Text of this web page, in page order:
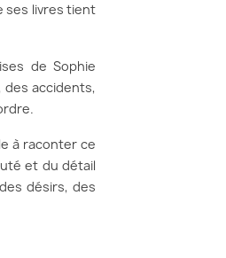
ses livres tient
de Sophie
accidents,
à raconter ce
et du détail
désirs, des